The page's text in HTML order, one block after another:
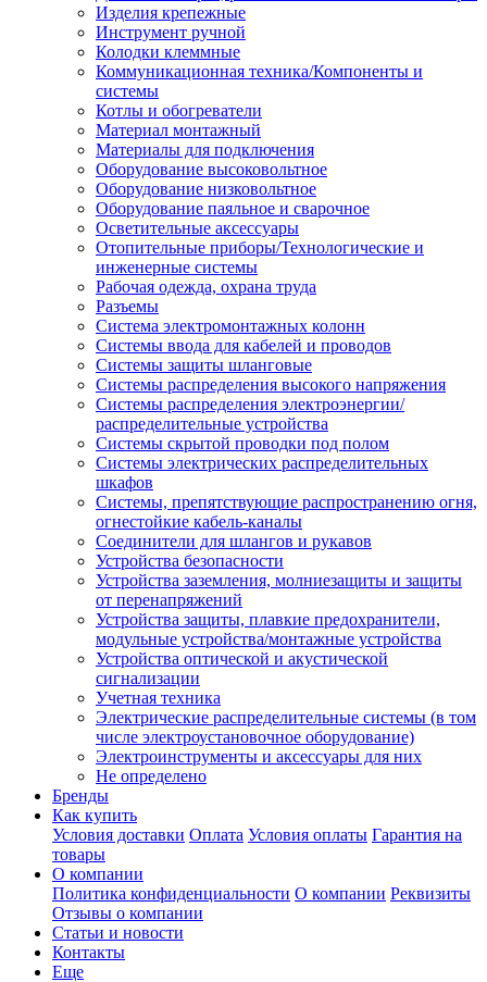
Изделия крепежные
Инструмент ручной
Колодки клеммные
Коммуникационная техника/Компоненты и
системы
Котлы и обогреватели
Материал монтажный
Материалы для подключения
Оборудование высоковольтное
Оборудование низковольтное
Оборудование паяльное и сварочное
Осветительные аксессуары
Отопительные приборы/Технологические и
инженерные системы
Рабочая одежда, охрана труда
Разъемы
Система электромонтажных колонн
Системы ввода для кабелей и проводов
Системы защиты шланговые
Системы распределения высокого напряжения
Системы распределения электроэнергии/
распределительные устройства
Системы скрытой проводки под полом
Системы электрических распределительных
шкафов
Системы, препятствующие распространению огня,
огнестойкие кабель-каналы
Соединители для шлангов и рукавов
Устройства безопасности
Устройства заземления, молниезащиты и защиты
от перенапряжений
Устройства защиты, плавкие предохранители,
модульные устройства/монтажные устройства
Устройства оптической и акустической
сигнализации
Учетная техника
Электрические распределительные системы (в том
числе электроустановочное оборудование)
Электроинструменты и аксессуары для них
Не определено
Бренды
Как купить
Условия доставки Оплата Условия оплаты Гарантия на
товары
О компании
Политика конфиденциальности О компании Реквизиты
Отзывы о компании
Статьи и новости
Контакты
Еще